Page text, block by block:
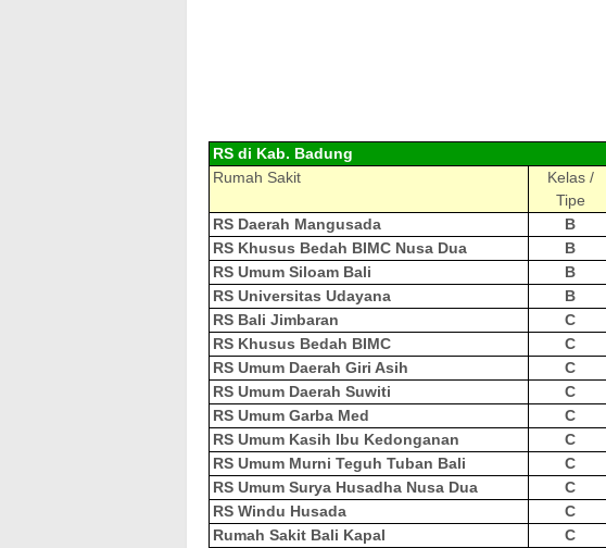
RS di Kab. Badung
Rumah Sakit
Kelas /
Tipe
RS Daerah Mangusada B
RS Khusus Bedah BIMC Nusa Dua
B
RS Umum Siloam Bali
B
RS Universitas Udayana
B
RS Bali Jimbaran
C
RS Khusus Bedah BIMC
C
RS Umum Daerah Giri Asih
C
RS Umum Daerah Suwiti
C
RS Umum Garba Med
C
RS Umum Kasih Ibu Kedonganan
C
RS Umum Murni Teguh Tuban Bali
C
RS Umum Surya Husadha Nusa Dua
C
RS Windu Husada
C
Rumah Sakit Bali Kapal
C